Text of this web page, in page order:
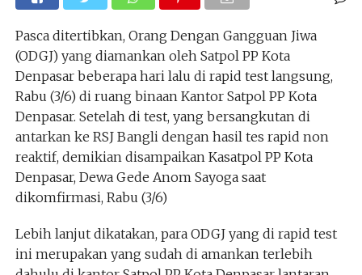
Pasca ditertibkan, Orang Dengan Gangguan Jiwa
(ODGJ) yang diamankan oleh Satpol PP Kota
Denpasar beberapa hari lalu di rapid test langsung,
Rabu (3/6) di ruang binaan Kantor Satpol PP Kota
Denpasar. Setelah di test, yang bersangkutan di
antarkan ke RSJ Bangli dengan hasil tes rapid non
reaktif, demikian disampaikan Kasatpol PP Kota
Denpasar, Dewa Gede Anom Sayoga saat
dikomfirmasi, Rabu (3/6)
Lebih lanjut dikatakan, para ODGJ yang di rapid test
ini merupakan yang sudah di amankan terlebih